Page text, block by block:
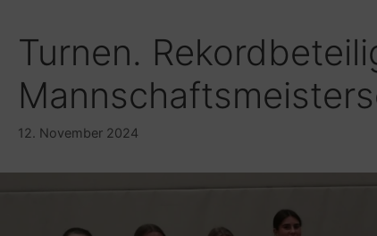
Turnen.
12. November 2024